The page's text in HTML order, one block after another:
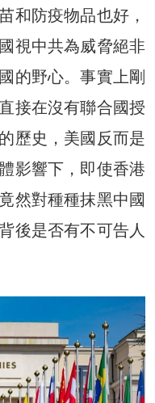
和防疫物品也好，
視中共為威脅絕非
的野心。事實上剛
接在沒有聯合國授
歷史，美國反而是
影響下，即使香港
然對種種抹黑中國
後是否有不可告人